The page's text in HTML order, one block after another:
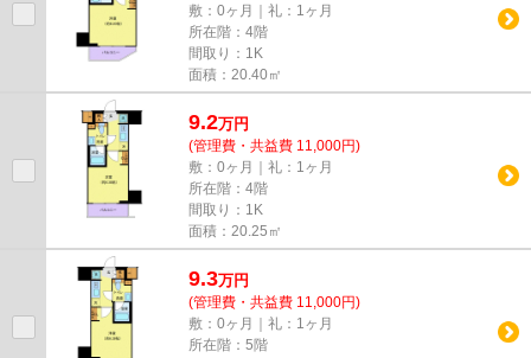
敷：0ヶ月｜礼：1ヶ月
所在階：4階
間取り：1K
面積：20.40㎡
9.2万円
(管理費・共益費 11,000円)
敷：0ヶ月｜礼：1ヶ月
所在階：4階
間取り：1K
面積：20.25㎡
9.3万円
(管理費・共益費 11,000円)
敷：0ヶ月｜礼：1ヶ月
所在階：5階